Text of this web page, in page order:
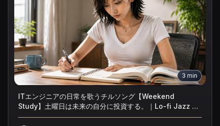
3 min
ITエンジニアの日常を歌うチルソング【Weekend
Study】土曜日は未来の自分に投資する。｜Lo-fi Jazz 勉
強・作業用BGM